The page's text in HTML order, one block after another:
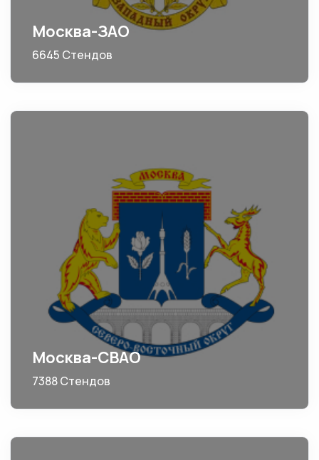
Москва-ЗАО
6645 Стендов
Москва-СВАО
7388 Стендов